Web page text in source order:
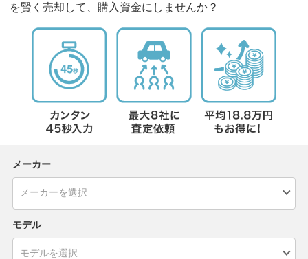
を賢く売却して、購入資金にしませんか？
メーカー
モデル